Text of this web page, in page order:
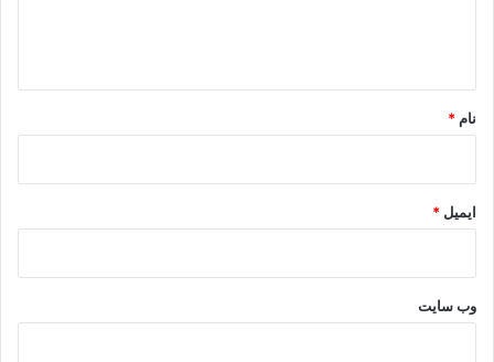
نام *
ایمیل *
وب‌ سایت